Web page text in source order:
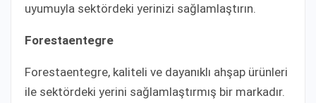
uyumuyla sektördeki yerinizi sağlamlaştırın.
Forestaentegre
Forestaentegre, kaliteli ve dayanıklı ahşap ürünleri
ile sektördeki yerini sağlamlaştırmış bir markadır.